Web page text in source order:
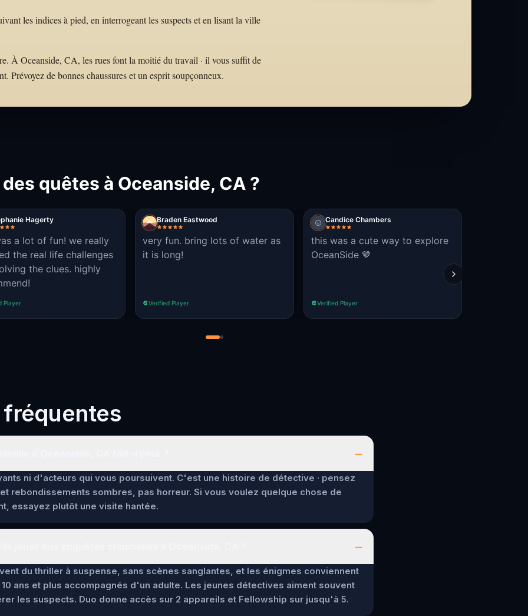
les indices à pied, en interrogeant les suspects et en lisant la ville
À Oceanside, CA, les rues font la moitié du travail · il vous suffit de
Prévoyez de bonnes chaussures et un esprit soupçonneux.
quêtes à Oceanside, CA ?
Hagerty
a lot of fun! we really
the real life challenges
the clues. highly
Player
Braden Eastwood
very fun. bring lots of water as
it is long!
Verified Player
Candice Chambers
this was a cute way to explore
OceanSide 🤎
Verified Player
–
ni d'acteurs qui vous poursuivent. C'est une histoire de détective · pensez
rebondissements sombres, pas horreur. Si vous voulez quelque chose de
essayez plutôt une visite hantée.
–
du thriller à suspense, sans scènes sanglantes, et les énigmes conviennent
ans et plus accompagnés d'un adulte. Les jeunes détectives aiment souvent
les suspects. Duo donne accès sur 2 appareils et Fellowship sur jusqu'à 5.